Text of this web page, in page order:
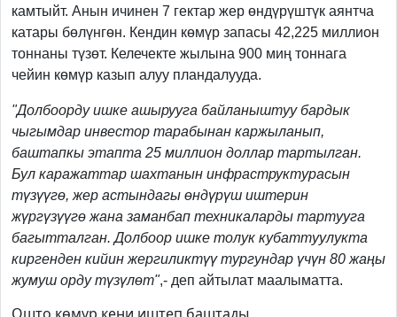
камтыйт. Анын ичинен 7 гектар жер өндүрүштүк аянтча
катары бөлүнгөн. Кендин көмүр запасы 42,225 миллион
тоннаны түзөт. Келечекте жылына 900 миң тоннага
чейин көмүр казып алуу пландалууда.
"Долбоорду ишке ашырууга байланыштуу бардык
чыгымдар инвестор тарабынан каржыланып,
баштапкы этапта 25 миллион доллар тартылган.
Бул каражаттар шахтанын инфраструктурасын
түзүүгө, жер астындагы өндүрүш иштерин
жүргүзүүгө жана заманбап техникаларды тартууга
багытталган. Долбоор ишке толук кубаттуулукта
киргенден кийин жергиликтүү тургундар үчүн 80 жаңы
жумуш орду түзүлөт",- деп айтылат маалыматта.